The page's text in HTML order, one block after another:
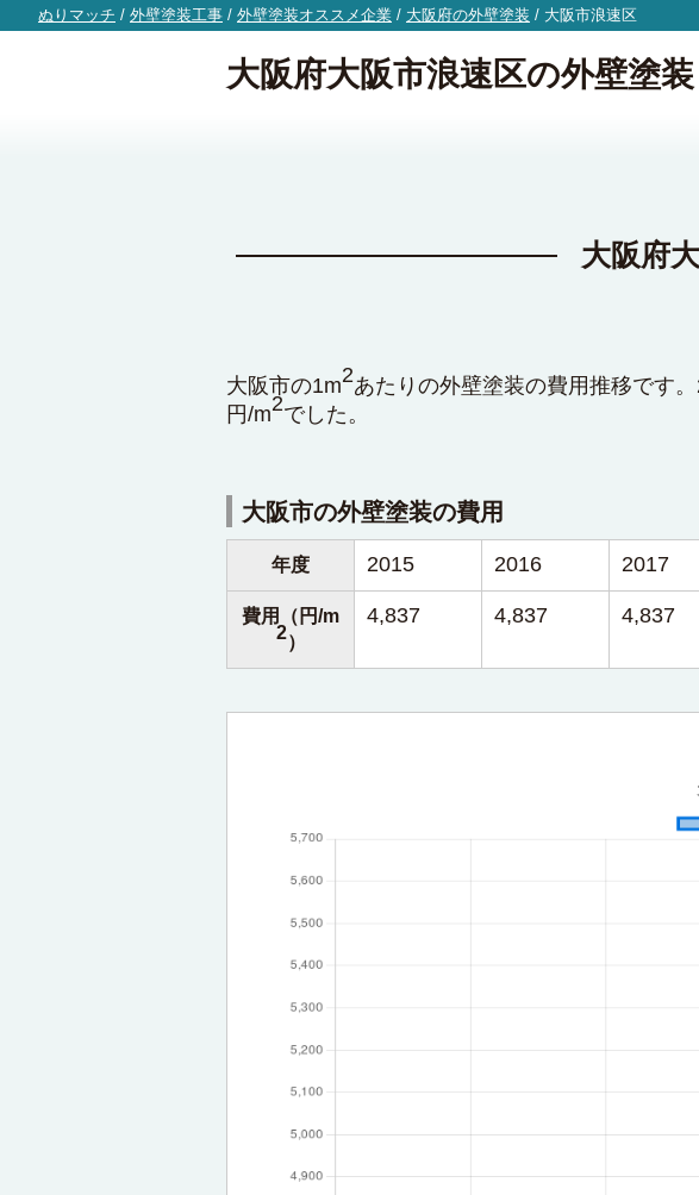
ぬりマッチ / 外壁塗装工事 / 外壁塗装オススメ企業 / 大阪府の外壁塗装 / 大阪市浪速区
大阪府大阪市浪速区の外壁塗装
大阪府
大阪市の1m2あたりの外壁塗装の費用推移です
円/m2でした。
大阪市の外壁塗装の費用
年度 2015 2016 2017
費用（円/m
2）
4,837 4,837 4,837